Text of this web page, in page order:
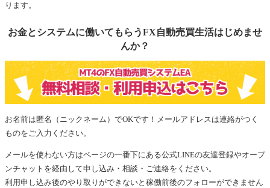
ります。
お金とシステムに働いてもらうFX自動売買生活はじめませ
んか？
お名前は匿名（ニックネーム）でOKです！メールアドレスは連絡がつく
ものをご入力ください。
メールを使わない方はページの一番下にある公式LINEの友達登録やオープ
ンチャットを経由して申し込み・相談・ご連絡をください。
利用申し込み後のやり取りができないと稼働前後のフォローができません